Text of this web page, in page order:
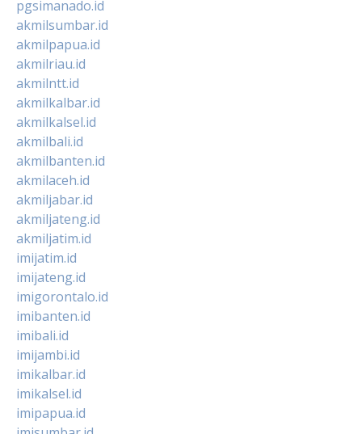
pgsimanado.id
akmilsumbar.id
akmilpapua.id
akmilriau.id
akmilntt.id
akmilkalbar.id
akmilkalsel.id
akmilbali.id
akmilbanten.id
akmilaceh.id
akmiljabar.id
akmiljateng.id
akmiljatim.id
imijatim.id
imijateng.id
imigorontalo.id
imibanten.id
imibali.id
imijambi.id
imikalbar.id
imikalsel.id
imipapua.id